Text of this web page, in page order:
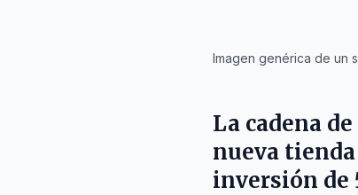
Imagen genérica de un
La cadena
nueva
inversión de